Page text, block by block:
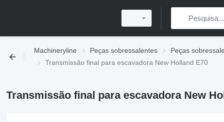
Machineryline Peças sobressalentes Peças
Transmissão final para escavadora New Holland E70
Transmissão final para escavadora New